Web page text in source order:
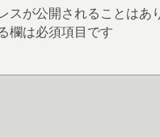
スが公開されることはあ
欄は必須項目です